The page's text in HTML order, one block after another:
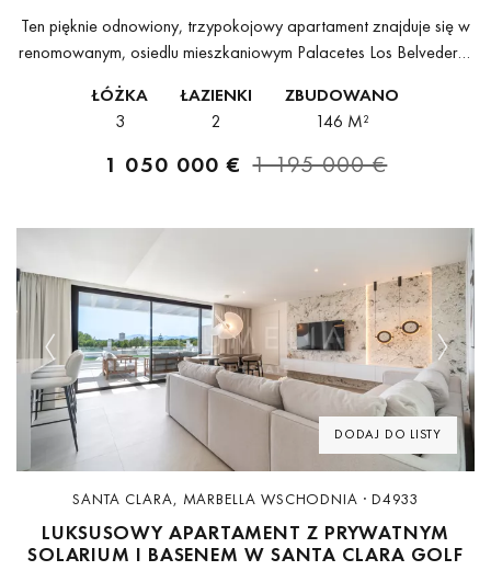
Ten pięknie odnowiony, trzypokojowy apartament znajduje się w
renomowanym, osiedlu mieszkaniowym Palacetes Los Belvederes
wybudowana w 2003 roku i całkowicie zmodernizowana w
2024 roku,...
ŁÓŻKA
3
ŁAZIENKI
2
ZBUDOWANO
146 M²
1 050 000 € 1 195 000 €
DODAJ DO LISTY
Previous Next
SANTA CLARA, MARBELLA WSCHODNIA · D4933
LUKSUSOWY APARTAMENT Z PRYWATNYM
SOLARIUM I BASENEM W SANTA CLARA GOLF